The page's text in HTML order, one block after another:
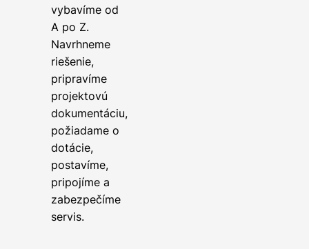
vybavíme od
A po Z.
Navrhneme
riešenie,
pripravíme
projektovú
dokumentáciu,
požiadame o
dotácie,
postavíme,
pripojíme a
zabezpečíme
servis.